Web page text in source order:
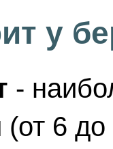
у
-
(от 6